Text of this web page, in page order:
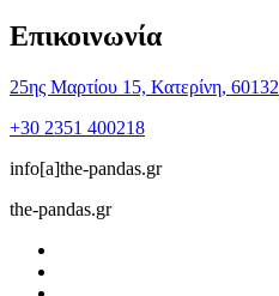
Επικοινωνία
25ης Μαρτίου 15, Κατερίνη, 60132
+30 2351 400218
info[a]the-pandas.gr
the-pandas.gr